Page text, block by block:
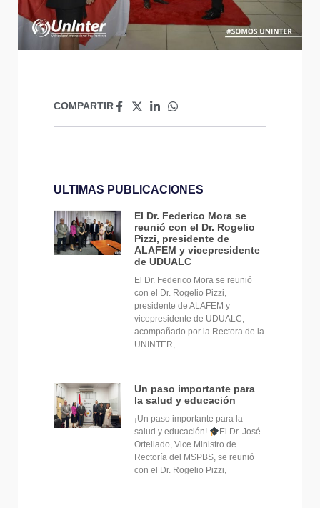
COMPARTIR
ULTIMAS PUBLICACIONES
El Dr. Federico Mora se
reunió con el Dr. Rogelio
Pizzi, presidente de
ALAFEM y vicepresidente
de UDUALC
El Dr. Federico Mora se reunió
con el Dr. Rogelio Pizzi,
presidente de ALAFEM y
vicepresidente de UDUALC,
acompañado por la Rectora de la
UNINTER,
Un paso importante para
la salud y educación
¡Un paso importante para la
salud y educación!
El Dr. José
Ortellado, Vice Ministro de
Rectoría del MSPBS, se reunió
con el Dr. Rogelio Pizzi,